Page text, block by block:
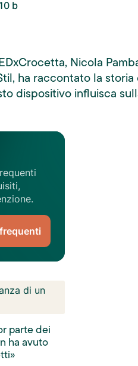
Nicola
ha raccontato la
dispositivo influisca
di un
parte dei
ha avuto